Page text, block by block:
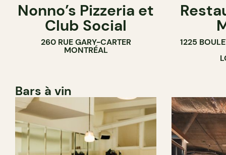
Nonno’s Pizzeria et
Club Social
260 RUE GARY-CARTER
MONTRÉAL
1225
Bars à vin